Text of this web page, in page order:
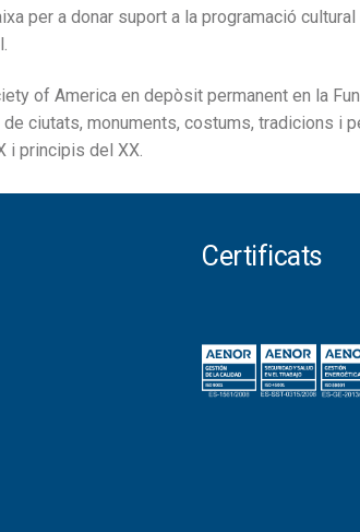
per a donar suport a la programació
of America en depòsit permanent en la
ciutats, monuments, costums, tradicions i
i principis del XX.
Certificats